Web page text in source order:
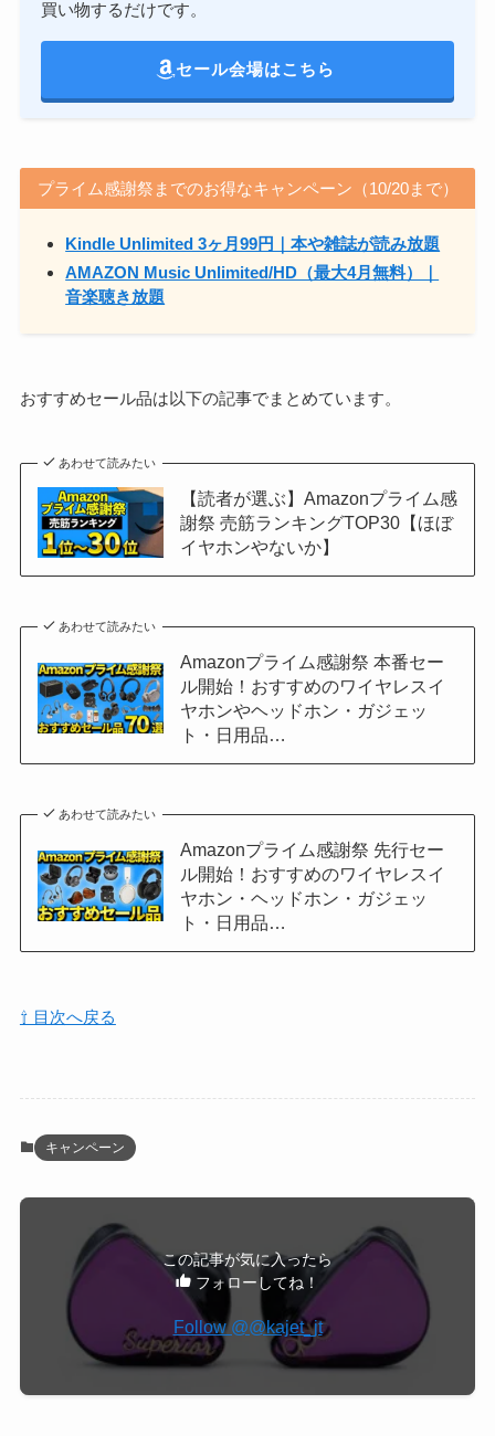
買い物するだけです。
セール会場はこちら
プライム感謝祭までのお得なキャンペーン（10/20まで）
Kindle Unlimited 3ヶ月99円｜本や雑誌が読み放題
AMAZON Music Unlimited/HD（最大4月無料）｜
音楽聴き放題
おすすめセール品は以下の記事でまとめています。
あわせて読みたい
【読者が選ぶ】Amazonプライム感
謝祭 売筋ランキングTOP30【ほぼ
イヤホンやないか】
あわせて読みたい
Amazonプライム感謝祭 本番セー
ル開始！おすすめのワイヤレスイ
ヤホンやヘッドホン・ガジェッ
ト・日用品…
あわせて読みたい
Amazonプライム感謝祭 先行セー
ル開始！おすすめのワイヤレスイ
ヤホン・ヘッドホン・ガジェッ
ト・日用品…
⇧ 目次へ戻る
キャンペーン
この記事が気に入ったら
フォローしてね！
Follow @@kajet_jt